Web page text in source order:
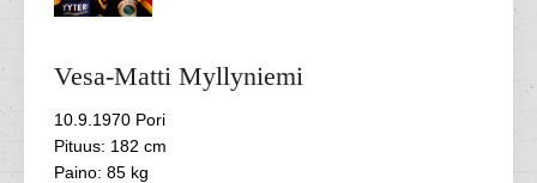
Vesa-Matti Myllyniemi
10.9.1970 Pori
Pituus: 182 cm
Paino: 85 kg